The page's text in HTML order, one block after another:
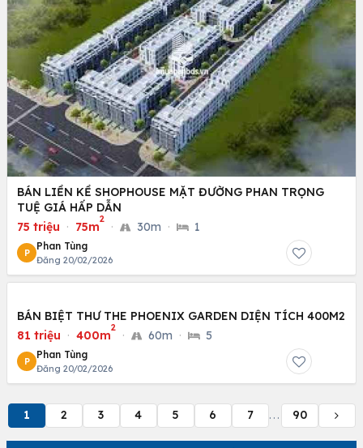
BÁN LIỀN KỀ SHOPHOUSE MẶT ĐƯỜNG PHAN TRỌNG
TUỆ GIÁ HẤP DẪN
75 triệu · 75m
2
· 30m · 1
P
Phan Tùng
Đăng 20/02/2026
BÁN BIỆT THƯ THE PHOENIX GARDEN DIỆN TÍCH 400M2
81 triệu · 400m
2
· 60m · 5
P
Phan Tùng
Đăng 20/02/2026
1 2 3 4 5 6 7 ... 90